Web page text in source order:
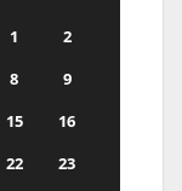
1
2
8
9
15
16
22
23